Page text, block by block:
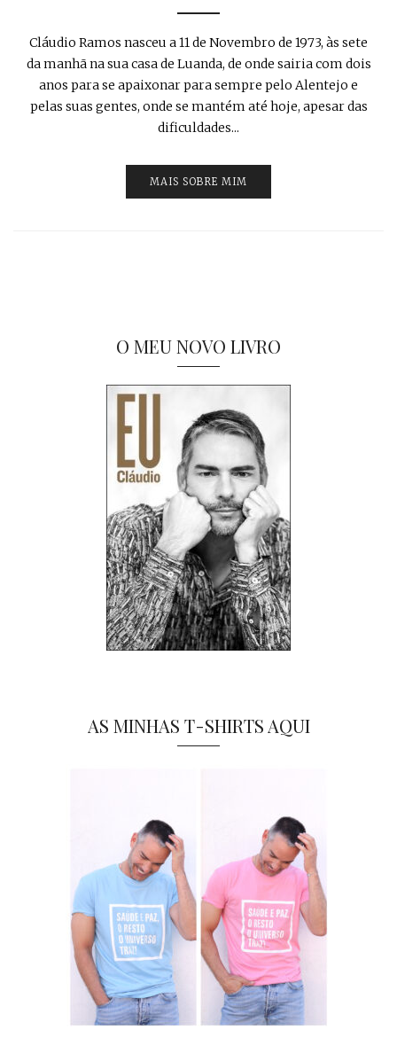
Cláudio Ramos nasceu a 11 de Novembro de 1973, às sete
da manhã na sua casa de Luanda, de onde sairia com dois
anos para se apaixonar para sempre pelo Alentejo e
pelas suas gentes, onde se mantém até hoje, apesar das
dificuldades...
MAIS SOBRE MIM
O MEU NOVO LIVRO
AS MINHAS T-SHIRTS AQUI